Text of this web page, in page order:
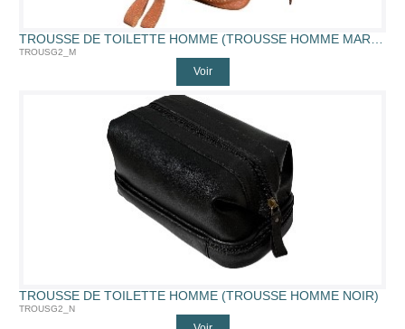
TROUSSE DE TOILETTE HOMME (TROUSSE HOMME MARRON)
TROUSG2_M
Voir
TROUSSE DE TOILETTE HOMME (TROUSSE HOMME NOIR)
TROUSG2_N